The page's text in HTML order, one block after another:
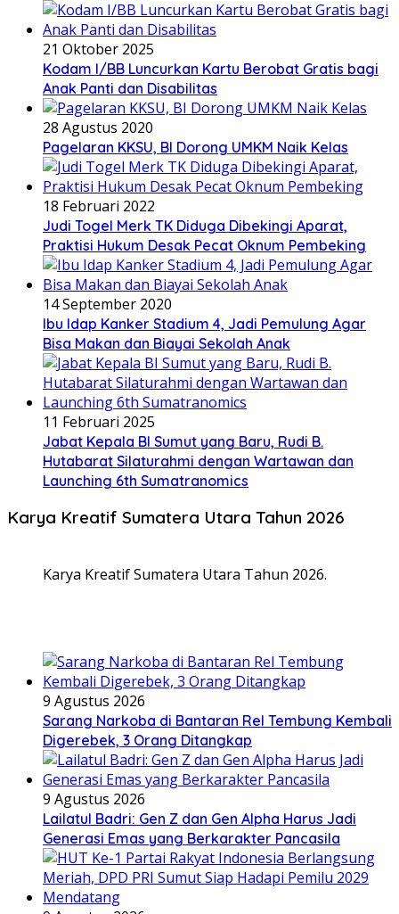
21 Oktober 2025
Kodam I/BB Luncurkan Kartu Berobat Gratis bagi
Anak Panti dan Disabilitas
28 Agustus 2020
Pagelaran KKSU, BI Dorong UMKM Naik Kelas
18 Februari 2022
Judi Togel Merk TK Diduga Dibekingi Aparat,
Praktisi Hukum Desak Pecat Oknum Pembeking
14 September 2020
Ibu Idap Kanker Stadium 4, Jadi Pemulung Agar
Bisa Makan dan Biayai Sekolah Anak
11 Februari 2025
Jabat Kepala BI Sumut yang Baru, Rudi B.
Hutabarat Silaturahmi dengan Wartawan dan
Launching 6th Sumatranomics
Karya Kreatif Sumatera Utara Tahun 2026
Karya Kreatif Sumatera Utara Tahun 2026.
9 Agustus 2026
Sarang Narkoba di Bantaran Rel Tembung Kembali
Digerebek, 3 Orang Ditangkap
9 Agustus 2026
Lailatul Badri: Gen Z dan Gen Alpha Harus Jadi
Generasi Emas yang Berkarakter Pancasila